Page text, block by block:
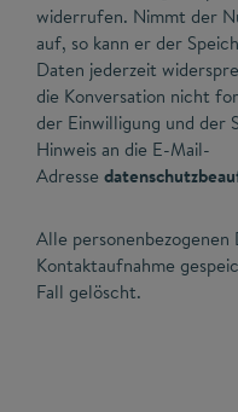
widerrufen. Nimmt der
auf, so kann er der
Daten jederzeit
die Konversation nicht
der Einwilligung und der
Hinweis an die E-Mail-
Adresse
Alle
Kontaktaufnahme
Fall gelöscht.